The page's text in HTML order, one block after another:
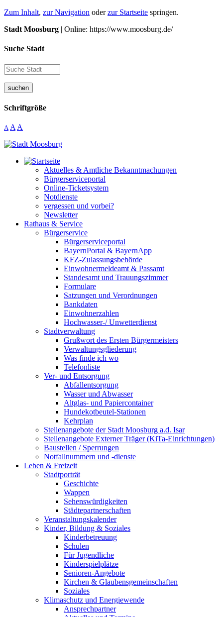
Zum Inhalt, zur Navigation oderzur Startseite springen.
Stadt Moosburg | Online: https://www.moosburg.de/
Suche Stadt
suchen
Schriftgröße
A A A
Aktuelles & Amtliche Bekanntmachungen
Bürgerserviceportal
Online-Ticketsystem
Notdienste
vergessen und vorbei?
Newsletter
Rathaus & Service
Bürgerservice
Bürgerserviceportal
BayernPortal & BayernApp
KFZ-Zulassungsbehörde
Einwohnermeldeamt & Passamt
Standesamt und Trauungszimmer
Formulare
Satzungen und Verordnungen
Bankdaten
Einwohnerzahlen
Hochwasser-/ Unwetterdienst
Stadtverwaltung
Grußwort des Ersten Bürgermeisters
Verwaltungsgliederung
Was finde ich wo
Telefonliste
Ver- und Entsorgung
Abfallentsorgung
Wasser und Abwasser
Altglas- und Papiercontainer
Hundekotbeutel-Stationen
Kehrplan
Stellenangebote der Stadt Moosburg a.d. Isar
Stellenangebote Externer Träger (KiTa-Einrichtungen)
Baustellen / Sperrungen
Notfallnummern und -dienste
Leben & Freizeit
Stadtporträt
Geschichte
Wappen
Sehenswürdigkeiten
Städtepartnerschaften
Veranstaltungskalender
Kinder, Bildung & Soziales
Kinderbetreuung
Schulen
Für Jugendliche
Kinderspielplätze
Senioren-Angebote
Kirchen & Glaubensgemeinschaften
Soziales
Klimaschutz und Energiewende
Ansprechpartner